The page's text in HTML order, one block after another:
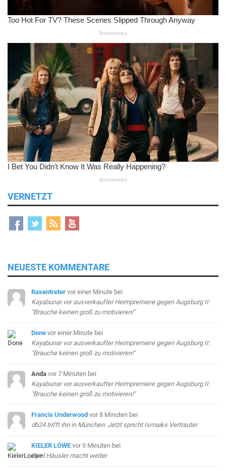
VERNETZT
NEUESTE KOMMENTARE
Rasentreter vor einer Minute bei
Kayabunar vor ausverkaufter Heimpremiere gegen Augsburg II:
"Brauche keinen groß zu motivieren!"
Done vor einer Minute bei
Kayabunar vor ausverkaufter Heimpremiere gegen Augsburg II:
"Brauche keinen groß zu motivieren!"
Anda vor 7 Minuten bei
Kayabunar vor ausverkaufter Heimpremiere gegen Augsburg II:
"Brauche keinen groß zu motivieren!"
Francis Underwood vor 8 Minuten bei
db24 trifft ihn in München: Jetzt spricht Ismaiks Vertrauter
KIELER LÖWE vor 9 Minuten bei
Opel Häusler macht weiter